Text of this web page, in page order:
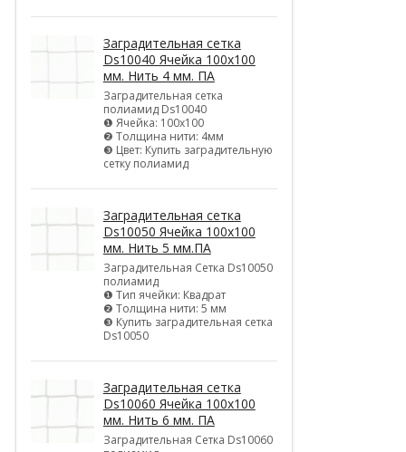
Заградительная сетка
Ds10040 Ячейка 100х100
мм. Нить 4 мм. ПА
Заградительная сетка
полиамид Ds10040
❶ Ячейка: 100х100
❷ Толщина нити: 4мм
❸ Цвет: Купить заградительную
сетку полиамид
Заградительная сетка
Ds10050 Ячейка 100х100
мм. Нить 5 мм.ПА
Заградительная Сетка Ds10050
полиамид
❶ Тип ячейки: Квадрат
❷ Толщина нити: 5 мм
❸ Купить заградительная сетка
Ds10050
Заградительная сетка
Ds10060 Ячейка 100х100
мм. Нить 6 мм. ПА
Заградительная Сетка Ds10060